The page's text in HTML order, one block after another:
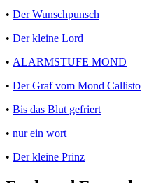
• Der Wunschpunsch
• Der kleine Lord
• ALARMSTUFE MOND
• Der Graf vom Mond Callisto
• Bis das Blut gefriert
• nur ein wort
• Der kleine Prinz